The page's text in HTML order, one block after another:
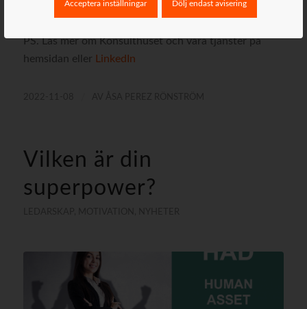
Acceptera inställningar Dölj endast avisering
PS. Läs mer om Konsulthuset och våra tjänster på
hemsidan eller
LinkedIn
Vilken är din
superpower?